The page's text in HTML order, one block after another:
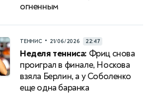
огненным
ТЕННИС • 21/06/2026 22:47
Неделя тенниса: Фриц снова
проиграл в финале, Носкова
взяла Берлин, а у Соболенко
еще одна баранка